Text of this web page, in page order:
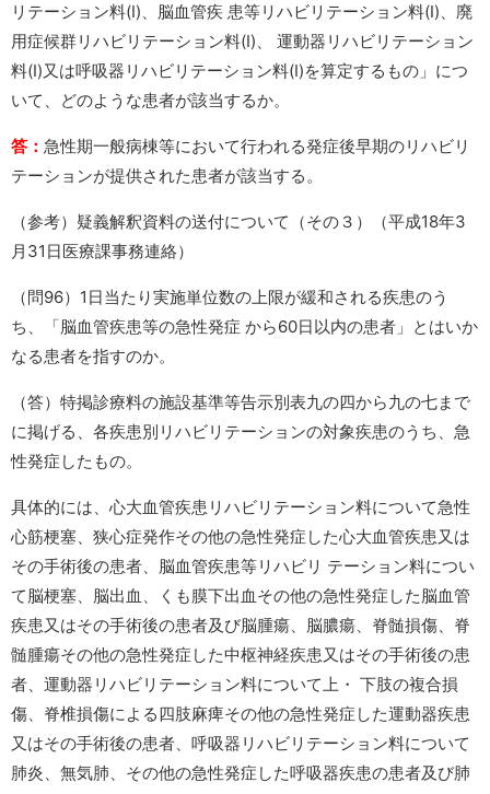
リテーション料(Ⅰ)、脳血管疾 患等リハビリテーション料(Ⅰ)、廃
用症候群リハビリテーション料(Ⅰ)、 運動器リハビリテーション
料(Ⅰ)又は呼吸器リハビリテーション料(Ⅰ)を算定するもの」につ
いて、どのような患者が該当するか。
答： 急性期一般病棟等において行われる発症後早期のリハビリ
テーションが提供された患者が該当する。
（参考）疑義解釈資料の送付について（その３）（平成18年3
月31日医療課事務連絡）
（問96）1日当たり実施単位数の上限が緩和される疾患のう
ち、「脳血管疾患等の急性発症 から60日以内の患者」とはいか
なる患者を指すのか。
（答）特掲診療料の施設基準等告示別表九の四から九の七まで
に掲げる、各疾患別リハビリテーションの対象疾患のうち、急
性発症したもの。
具体的には、心大血管疾患リハビリテーション料について急性
心筋梗塞、狭心症発作その他の急性発症した心大血管疾患又は
その手術後の患者、脳血管疾患等リハビリ テーション料につい
て脳梗塞、脳出血、くも膜下出血その他の急性発症した脳血管
疾患又はその手術後の患者及び脳腫瘍、脳膿瘍、脊髄損傷、脊
髄腫瘍その他の急性発症した中枢神経疾患又はその手術後の患
者、運動器リハビリテーション料について上・ 下肢の複合損
傷、脊椎損傷による四肢麻痺その他の急性発症した運動器疾患
又はその手術後の患者、呼吸器リハビリテーション料について
肺炎、無気肺、その他の急性発症した呼吸器疾患の患者及び肺